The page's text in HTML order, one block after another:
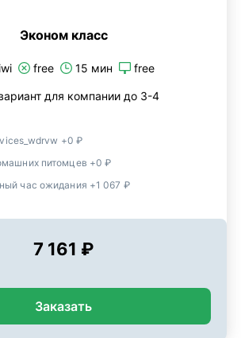
Эконом класс
free 15 мин free
для компании до 3-4
+0 ₽
питомцев +0 ₽
час ожидания +1 067 ₽
7 161 ₽
Заказать